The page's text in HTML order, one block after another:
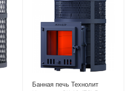
Банная печь Технолит